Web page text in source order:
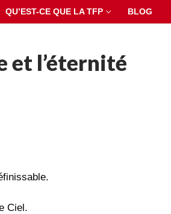
QU’EST-CE QUE LA TFP BLOG
et l’éternité
Ciel.